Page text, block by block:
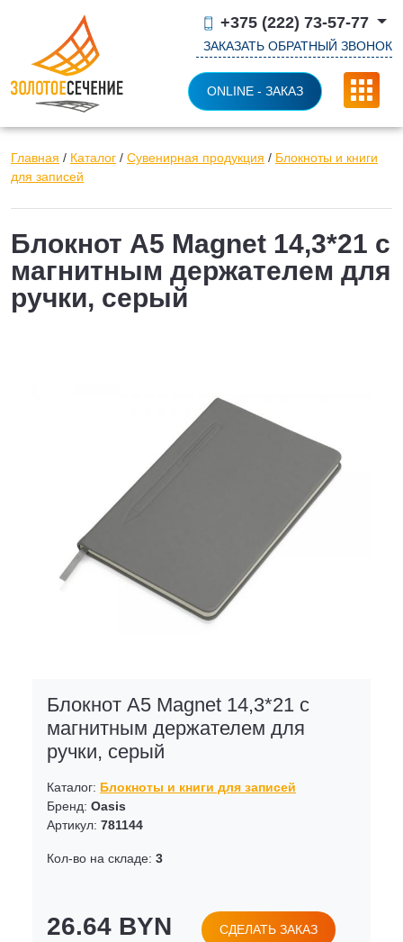
+375 (222) 73-57-77
ЗАКАЗАТЬ ОБРАТНЫЙ ЗВОНОК
ONLINE - ЗАКАЗ
Главная / Каталог / Сувенирная продукция / Блокноты и книги
для записей
Блокнот А5 Magnet 14,3*21 с
магнитным держателем для
ручки, серый
Блокнот А5 Magnet 14,3*21 с
магнитным держателем для
ручки, серый
Каталог: Блокноты и книги для записей
Бренд: Oasis
Артикул: 781144
Кол-во на складе: 3
26.64 BYN СДЕЛАТЬ ЗАКАЗ